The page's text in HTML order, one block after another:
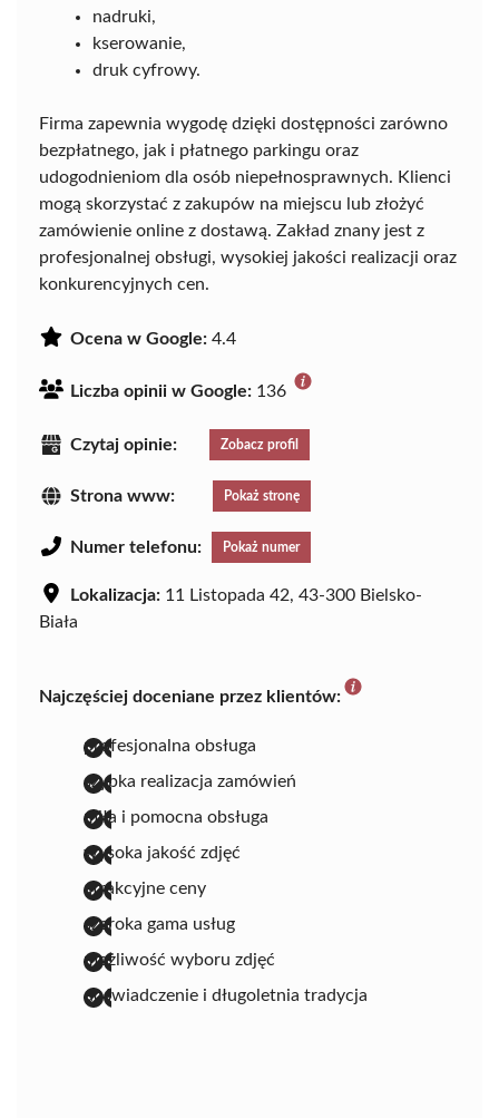
nadruki,
kserowanie,
druk cyfrowy.
Firma zapewnia wygodę dzięki dostępności zarówno
bezpłatnego, jak i płatnego parkingu oraz
udogodnieniom dla osób niepełnosprawnych. Klienci
mogą skorzystać z zakupów na miejscu lub złożyć
zamówienie online z dostawą. Zakład znany jest z
profesjonalnej obsługi, wysokiej jakości realizacji oraz
konkurencyjnych cen.
Ocena w Google: 4.4
Liczba opinii w Google: 136
Czytaj opinie: Zobacz profil
Strona www: Pokaż stronę
Numer telefonu: Pokaż numer
Lokalizacja: 11 Listopada 42, 43-300 Bielsko-
Biała
Najczęściej doceniane przez klientów:
profesjonalna obsługa
szybka realizacja zamówień
miła i pomocna obsługa
wysoka jakość zdjęć
atrakcyjne ceny
szeroka gama usług
możliwość wyboru zdjęć
doświadczenie i długoletnia tradycja